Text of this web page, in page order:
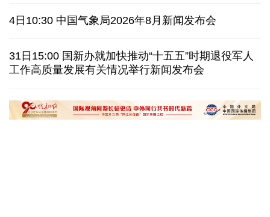
全球媒体聚焦︱外媒：美国劳动力市场正在走弱
美国筑起AI墙：激化国内对立 却堵不住中国AI热
我国学者发现银河系外围气体盘呈现波纹状褶皱结构
4日10:30 中国气象局2026年8月新闻发布会
31日15:00 国新办就加快推动“十五五”时期退役军人
工作高质量发展有关情况举行新闻发布会